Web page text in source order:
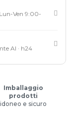
Ven 9:00-
AI · h24
Imballaggio
prodotti
idoneo e sicuro